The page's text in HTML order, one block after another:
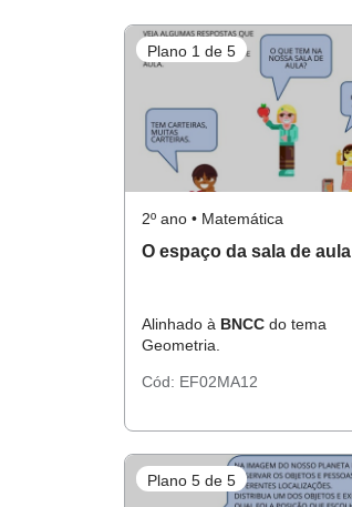
Plano 1 de 5
2º ano • Matemática
O espaço da sala de aula
Alinhado à BNCC do tema
Geometria.
Cód: EF02MA12
Plano 5 de 5